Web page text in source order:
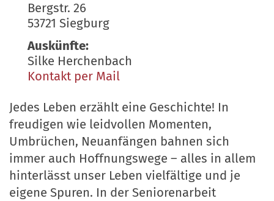
Bergstr. 26
53721 Siegburg
Auskünfte:
Silke Herchenbach
Kontakt per Mail
Jedes Leben erzählt eine Geschichte! In
freudigen wie leidvollen Momenten,
Umbrüchen, Neuanfängen bahnen sich
immer auch Hoffnungswege – alles in allem
hinterlässt unser Leben vielfältige und je
eigene Spuren. In der Seniorenarbeit